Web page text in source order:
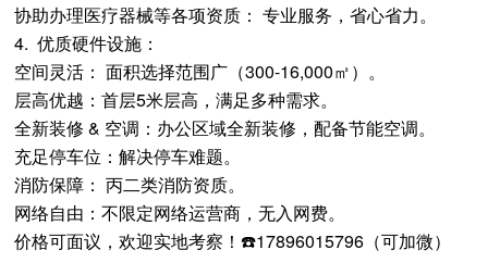
协助办理医疗器械等各项资质： 专业服务，省心省力。
4. 优质硬件设施：
空间灵活： 面积选择范围广（300-16,000㎡）。
层高优越：首层5米层高，满足多种需求。
全新装修 & 空调：办公区域全新装修，配备节能空调。
充足停车位：解决停车难题。
消防保障： 丙二类消防资质。
网络自由：不限定网络运营商，无入网费。
价格可面议，欢迎实地考察！☎️17896015796（可加微）